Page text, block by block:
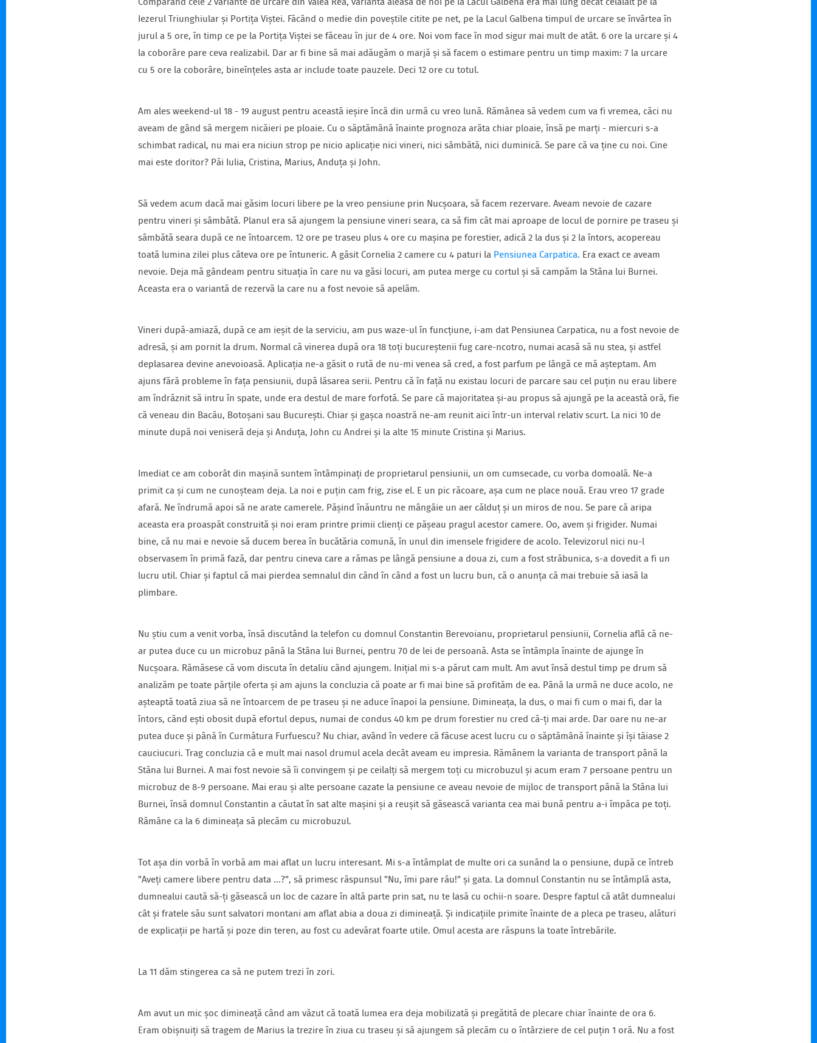
Iezerul Triunghiular și Portița Viștei. Făcând o medie din poveștile citite pe net, pe la Lacul Galbena timpul de urcare se învârtea în
jurul a 5 ore, în timp ce pe la Portița Viștei se făceau în jur de 4 ore. Noi vom face în mod sigur mai mult de atât. 6 ore la urcare și 4
la coborâre pare ceva realizabil. Dar ar fi bine să mai adăugăm o marjă și să facem o estimare pentru un timp maxim: 7 la urcare
cu 5 ore la coborâre, bineînțeles asta ar include toate pauzele. Deci 12 ore cu totul.
Am ales weekend-ul 18 - 19 august pentru această ieșire încă din urmă cu vreo lună. Rămânea să vedem cum va fi vremea, căci nu
aveam de gând să mergem nicăieri pe ploaie. Cu o săptămână înainte prognoza arăta chiar ploaie, însă pe marți - miercuri s-a
schimbat radical, nu mai era niciun strop pe nicio aplicație nici vineri, nici sâmbătă, nici duminică. Se pare că va ține cu noi. Cine
mai este doritor? Păi Iulia, Cristina, Marius, Anduța și John.
Să vedem acum dacă mai găsim locuri libere pe la vreo pensiune prin Nucșoara, să facem rezervare. Aveam nevoie de cazare
pentru vineri și sâmbătă. Planul era să ajungem la pensiune vineri seara, ca să fim cât mai aproape de locul de pornire pe traseu și
sâmbătă seara după ce ne întoarcem. 12 ore pe traseu plus 4 ore cu mașina pe forestier, adică 2 la dus și 2 la întors, acopereau
toată lumina zilei plus câteva ore pe întuneric. A găsit Cornelia 2 camere cu 4 paturi la Pensiunea Carpatica. Era exact ce aveam
nevoie. Deja mă gândeam pentru situația în care nu va găsi locuri, am putea merge cu cortul și să campăm la Stâna lui Burnei.
Aceasta era o variantă de rezervă la care nu a fost nevoie să apelăm.
Vineri după-amiază, după ce am ieșit de la serviciu, am pus waze-ul în funcțiune, i-am dat Pensiunea Carpatica, nu a fost nevoie de
adresă, și am pornit la drum. Normal că vinerea după ora 18 toți bucureștenii fug care-ncotro, numai acasă să nu stea, și astfel
deplasarea devine anevoioasă. Aplicația ne-a găsit o rută de nu-mi venea să cred, a fost parfum pe lângă ce mă așteptam. Am
ajuns fără probleme în fața pensiunii, după lăsarea serii. Pentru că în față nu existau locuri de parcare sau cel puțin nu erau libere
am îndrăznit să intru în spate, unde era destul de mare forfotă. Se pare că majoritatea și-au propus să ajungă pe la această oră, fie
că veneau din Bacău, Botoșani sau București. Chiar și gașca noastră ne-am reunit aici într-un interval relativ scurt. La nici 10 de
minute după noi veniseră deja și Anduța, John cu Andrei și la alte 15 minute Cristina și Marius.
Imediat ce am coborât din mașină suntem întâmpinați de proprietarul pensiunii, un om cumsecade, cu vorba domoală. Ne-a
primit ca și cum ne cunoșteam deja. La noi e puțin cam frig, zise el. E un pic răcoare, așa cum ne place nouă. Erau vreo 17 grade
afară. Ne îndrumă apoi să ne arate camerele. Pășind înăuntru ne mângâie un aer călduț și un miros de nou. Se pare că aripa
aceasta era proaspăt construită și noi eram printre primii clienți ce pășeau pragul acestor camere. Oo, avem și frigider. Numai
bine, că nu mai e nevoie să ducem berea în bucătăria comună, în unul din imensele frigidere de acolo. Televizorul nici nu-l
observasem în primă fază, dar pentru cineva care a rămas pe lângă pensiune a doua zi, cum a fost străbunica, s-a dovedit a fi un
lucru util. Chiar și faptul că mai pierdea semnalul din când în când a fost un lucru bun, că o anunța că mai trebuie să iasă la
plimbare.
Nu știu cum a venit vorba, însă discutând la telefon cu domnul Constantin Berevoianu, proprietarul pensiunii, Cornelia află că ne-
ar putea duce cu un microbuz până la Stâna lui Burnei, pentru 70 de lei de persoană. Asta se întâmpla înainte de ajunge în
Nucșoara. Rămăsese că vom discuta în detaliu când ajungem. Inițial mi s-a părut cam mult. Am avut însă destul timp pe drum să
analizăm pe toate părțile oferta și am ajuns la concluzia că poate ar fi mai bine să profităm de ea. Până la urmă ne duce acolo, ne
așteaptă toată ziua să ne întoarcem de pe traseu și ne aduce înapoi la pensiune. Dimineața, la dus, o mai fi cum o mai fi, dar la
întors, când ești obosit după efortul depus, numai de condus 40 km pe drum forestier nu cred că-ți mai arde. Dar oare nu ne-ar
putea duce și până în Curmătura Furfuescu? Nu chiar, având în vedere că făcuse acest lucru cu o săptămână înainte și își tăiase 2
cauciucuri. Trag concluzia că e mult mai nasol drumul acela decât aveam eu impresia. Rămânem la varianta de transport până la
Stâna lui Burnei. A mai fost nevoie să îi convingem și pe ceilalți să mergem toți cu microbuzul și acum eram 7 persoane pentru un
microbuz de 8-9 persoane. Mai erau și alte persoane cazate la pensiune ce aveau nevoie de mijloc de transport până la Stâna lui
Burnei, însă domnul Constantin a căutat în sat alte mașini și a reușit să găsească varianta cea mai bună pentru a-i împăca pe toți.
Rămâne ca la 6 dimineața să plecăm cu microbuzul.
Tot așa din vorbă în vorbă am mai aflat un lucru interesant. Mi s-a întâmplat de multe ori ca sunând la o pensiune, după ce întreb
"Aveți camere libere pentru data ...?", să primesc răspunsul "Nu, îmi pare rău!" și gata. La domnul Constantin nu se întâmplă asta,
dumnealui caută să-ți găsească un loc de cazare în altă parte prin sat, nu te lasă cu ochii-n soare. Despre faptul că atât dumnealui
cât și fratele său sunt salvatori montani am aflat abia a doua zi dimineață. Și indicațiile primite înainte de a pleca pe traseu, alături
de explicații pe hartă și poze din teren, au fost cu adevărat foarte utile. Omul acesta are răspuns la toate întrebările.
La 11 dăm stingerea ca să ne putem trezi în zori.
Am avut un mic șoc dimineață când am văzut că toată lumea era deja mobilizată și pregătită de plecare chiar înainte de ora 6.
Eram obișnuiți să tragem de Marius la trezire în ziua cu traseu și să ajungem să plecăm cu o întârziere de cel puțin 1 oră. Nu a fost